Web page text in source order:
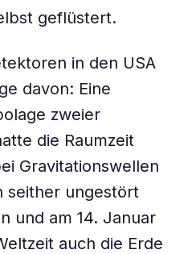
geflüstert.
in den USA
davon: Eine
zweier
die Raumzeit
Gravitationswellen
seither ungestört
und am 14. Januar
auch die Erde